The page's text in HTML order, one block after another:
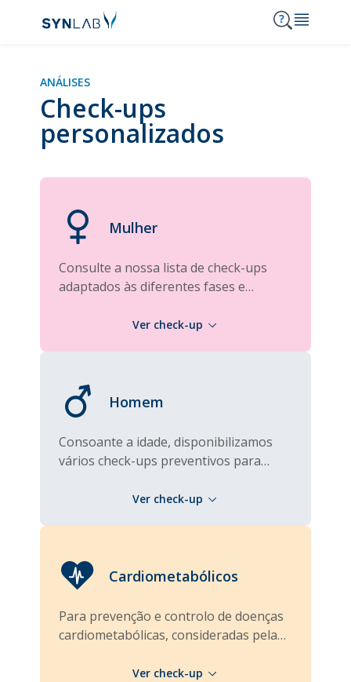
Synlab
Análises
Serviços
Notícias e Destaques
Onde Estamos
Carreiras
210 303 210
Contactos
ANÁLISES
Check-ups
personalizados
Mulher
Consulte a nossa lista de check-ups
adaptados às diferentes fases e
Homem
Consoante a idade, disponibilizamos
vários check-ups preventivos para
Cardiometabólicos
Para prevenção e controlo de doenças
cardiometabólicas, consideradas pela
de morte em todo o mundo.